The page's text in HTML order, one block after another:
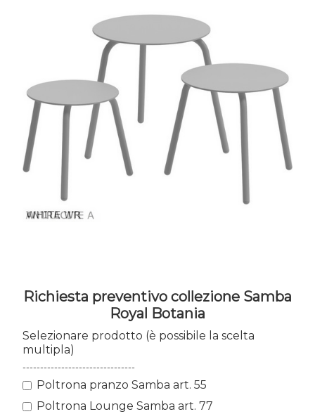
Richiesta preventivo collezione Samba
Royal Botania
Selezionare prodotto (è possibile la scelta
multipla)
--------------------------------
Poltrona pranzo Samba art. 55
Poltrona Lounge Samba art. 77